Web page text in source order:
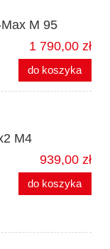
M 95
1 790,00 zł
do koszyka
M4
939,00 zł
do koszyka